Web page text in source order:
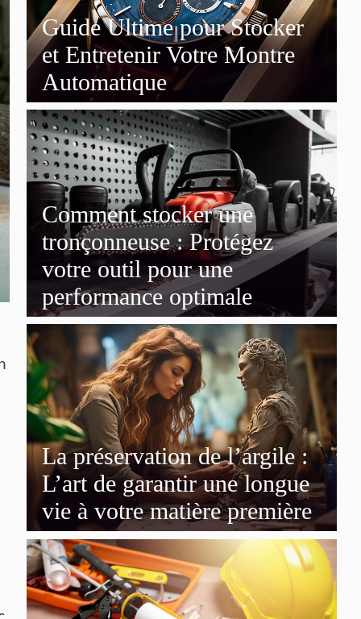
Guide Ultime pour Stocker
et Entretenir Votre Montre
Automatique
Comment stocker une
tronçonneuse : Protégez
votre outil pour une
performance optimale
La préservation de l’argile :
L’art de garantir une longue
vie à votre matière première